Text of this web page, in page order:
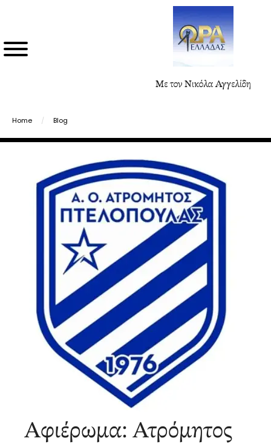
Με τον Νικόλα Αγγελίδη
Home / Blog
Αφιέρωμα: Ατρόμητος